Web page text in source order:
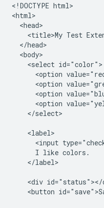
<!DOCTYPE html>
<html>
  <head>
<title>My Test
  </head>
  <body>
    <select id="color">
<option
<option
<option
<option
    </select>
    <label>
<input
      I like colors.
    </label>
<div id="status"></
<button